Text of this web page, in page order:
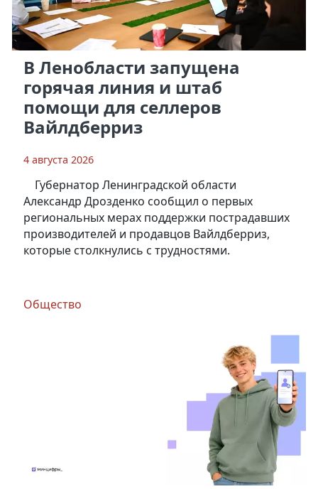
В Ленобласти запущена
горячая линия и штаб
помощи для селлеров
Вайлдберриз
4 августа 2026
Губернатор Ленинградской области
Александр Дрозденко сообщил о первых
региональных мерах поддержки пострадавших
производителей и продавцов Вайлдберриз,
которые столкнулись с трудностями.
Общество